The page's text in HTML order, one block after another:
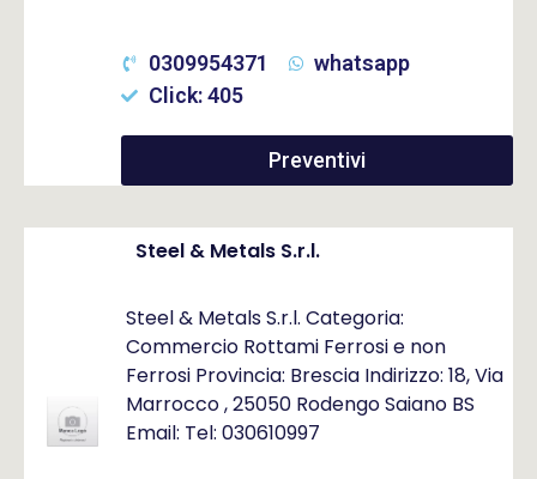
0309954371
whatsapp
Click: 405
Preventivi
Steel & Metals S.r.l.
Steel & Metals S.r.l. Categoria:
Commercio Rottami Ferrosi e non
Ferrosi Provincia: Brescia Indirizzo: 18, Via
Marrocco , 25050 Rodengo Saiano BS
Email: Tel: 030610997